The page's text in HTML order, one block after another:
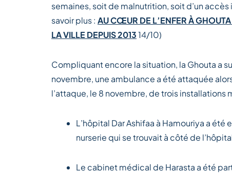
semaines, soit de malnutrition, soit d’un
savoir plus : AU CŒUR DE L’ENFER À
LA VILLE DEPUIS 201314/10)
Compliquant encore la situation, la Ghouta a
novembre, une ambulance a été attaquée
l’attaque, le 8 novembre, de trois installations
L’hôpital Dar Ashifaa à Hamouriya a
nurserie qui se trouvait à côté de
Le cabinet médical de Harasta a été